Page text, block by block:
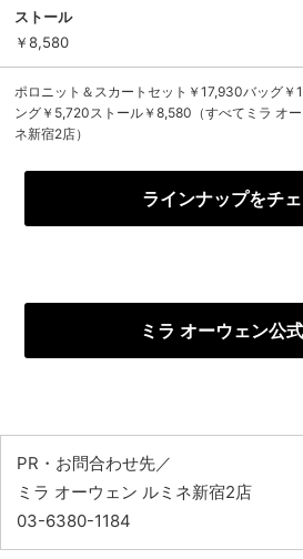
ストール
￥8,580
ポロニット＆スカートセット￥17,930バッグ
ング￥5,720ストール￥8,580（すべてミラ オ
ネ新宿2店）
ラインナップをチェ
ミラ オーウェン公
PR・お問合わせ先／
ミラ オーウェン ルミネ新宿2店
03-6380-1184